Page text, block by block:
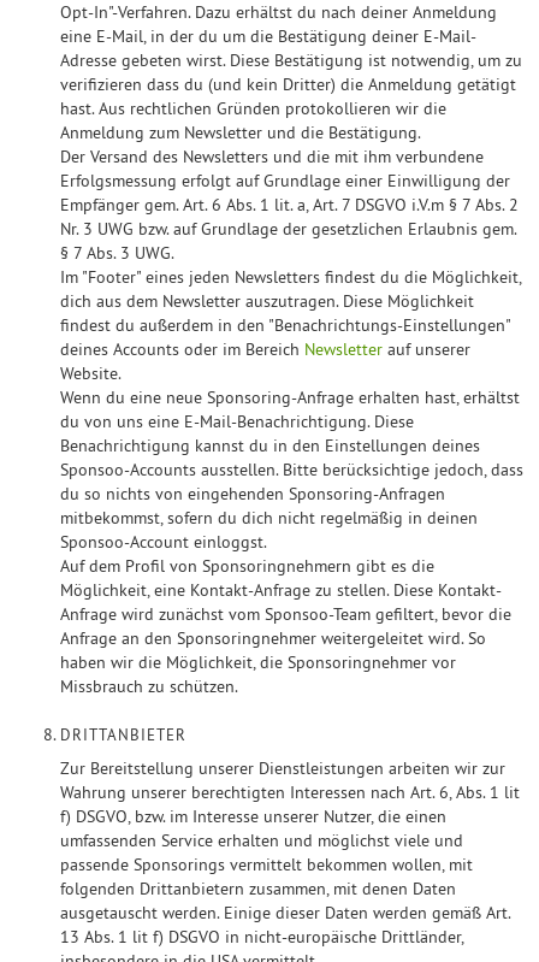
Opt-In"-Verfahren. Dazu erhältst du nach deiner Anmeldung
eine E-Mail, in der du um die Bestätigung deiner E-Mail-
Adresse gebeten wirst. Diese Bestätigung ist notwendig, um zu
verifizieren dass du (und kein Dritter) die Anmeldung getätigt
hast. Aus rechtlichen Gründen protokollieren wir die
Anmeldung zum Newsletter und die Bestätigung.
Der Versand des Newsletters und die mit ihm verbundene
Erfolgsmessung erfolgt auf Grundlage einer Einwilligung der
Empfänger gem. Art. 6 Abs. 1 lit. a, Art. 7 DSGVO i.V.m § 7 Abs. 2
Nr. 3 UWG bzw. auf Grundlage der gesetzlichen Erlaubnis gem.
§ 7 Abs. 3 UWG.
Im "Footer" eines jeden Newsletters findest du die Möglichkeit,
dich aus dem Newsletter auszutragen. Diese Möglichkeit
findest du außerdem in den "Benachrichtungs-Einstellungen"
deines Accounts oder im Bereich Newsletter auf unserer
Website.
Wenn du eine neue Sponsoring-Anfrage erhalten hast, erhältst
du von uns eine E-Mail-Benachrichtigung. Diese
Benachrichtigung kannst du in den Einstellungen deines
Sponsoo-Accounts ausstellen. Bitte berücksichtige jedoch, dass
du so nichts von eingehenden Sponsoring-Anfragen
mitbekommst, sofern du dich nicht regelmäßig in deinen
Sponsoo-Account einloggst.
Auf dem Profil von Sponsoringnehmern gibt es die
Möglichkeit, eine Kontakt-Anfrage zu stellen. Diese Kontakt-
Anfrage wird zunächst vom Sponsoo-Team gefiltert, bevor die
Anfrage an den Sponsoringnehmer weitergeleitet wird. So
haben wir die Möglichkeit, die Sponsoringnehmer vor
Missbrauch zu schützen.
DRITTANBIETER
Zur Bereitstellung unserer Dienstleistungen arbeiten wir zur
Wahrung unserer berechtigten Interessen nach Art. 6, Abs. 1 lit
f) DSGVO, bzw. im Interesse unserer Nutzer, die einen
umfassenden Service erhalten und möglichst viele und
passende Sponsorings vermittelt bekommen wollen, mit
folgenden Drittanbietern zusammen, mit denen Daten
ausgetauscht werden. Einige dieser Daten werden gemäß Art.
13 Abs. 1 lit f) DSGVO in nicht-europäische Drittländer,